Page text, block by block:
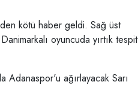
kötü haber geldi. Sağ üst
oyuncuda yırtık tespit
Adanaspor'u ağırlayacak Sarı